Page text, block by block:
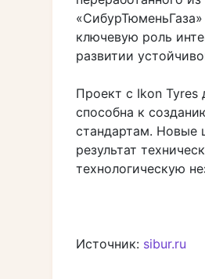
ключевую роль
развитии
Проект с Ikon Tyres
способна к
стандартам. Новые
результат
технологическую
Источник: sibur.ru